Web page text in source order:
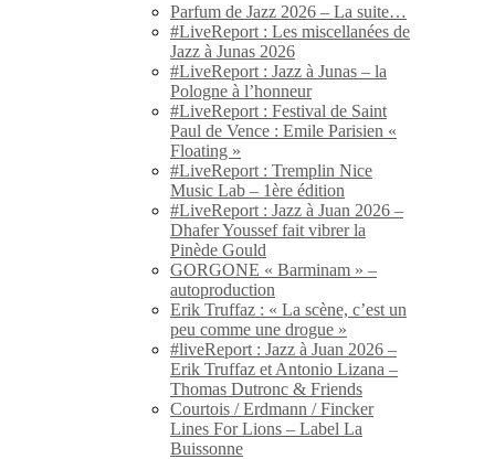
Parfum de Jazz 2026 – La suite…
#LiveReport : Les miscellanées de
Jazz à Junas 2026
#LiveReport : Jazz à Junas – la
Pologne à l’honneur
#LiveReport : Festival de Saint
Paul de Vence : Emile Parisien «
Floating »
#LiveReport : Tremplin Nice
Music Lab – 1ère édition
#LiveReport : Jazz à Juan 2026 –
Dhafer Youssef fait vibrer la
Pinède Gould
GORGONE « Barminam » –
autoproduction
Erik Truffaz : « La scène, c’est un
peu comme une drogue »
#liveReport : Jazz à Juan 2026 –
Erik Truffaz et Antonio Lizana –
Thomas Dutronc & Friends
Courtois / Erdmann / Fincker
Lines For Lions – Label La
Buissonne